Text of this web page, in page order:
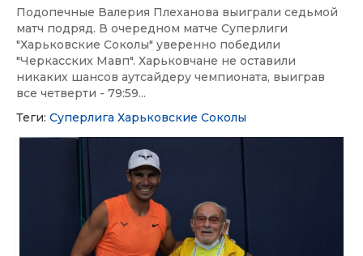
Подопечные Валерия Плеханова выиграли седьмой
матч подряд. В очередном матче Суперлиги
"Харьковские Соколы" уверенно победили
"Черкасских Мавп". Харьковчане не оставили
никаких шансов аутсайдеру чемпионата, выиграв
все четверти - 79:59...
Теги: Суперлига Харьковские Соколы